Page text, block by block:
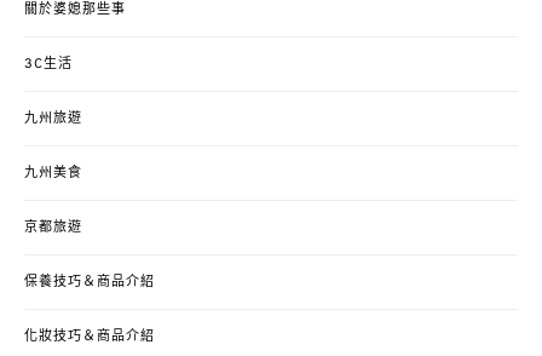
關於婆媳那些事
3C生活
九州旅遊
九州美食
京都旅遊
保養技巧＆商品介紹
化妝技巧＆商品介紹